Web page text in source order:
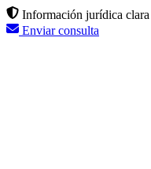
Información jurídica clara
Enviar consulta